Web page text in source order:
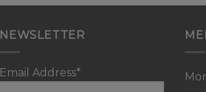
NEWSLETTER
Email Address*